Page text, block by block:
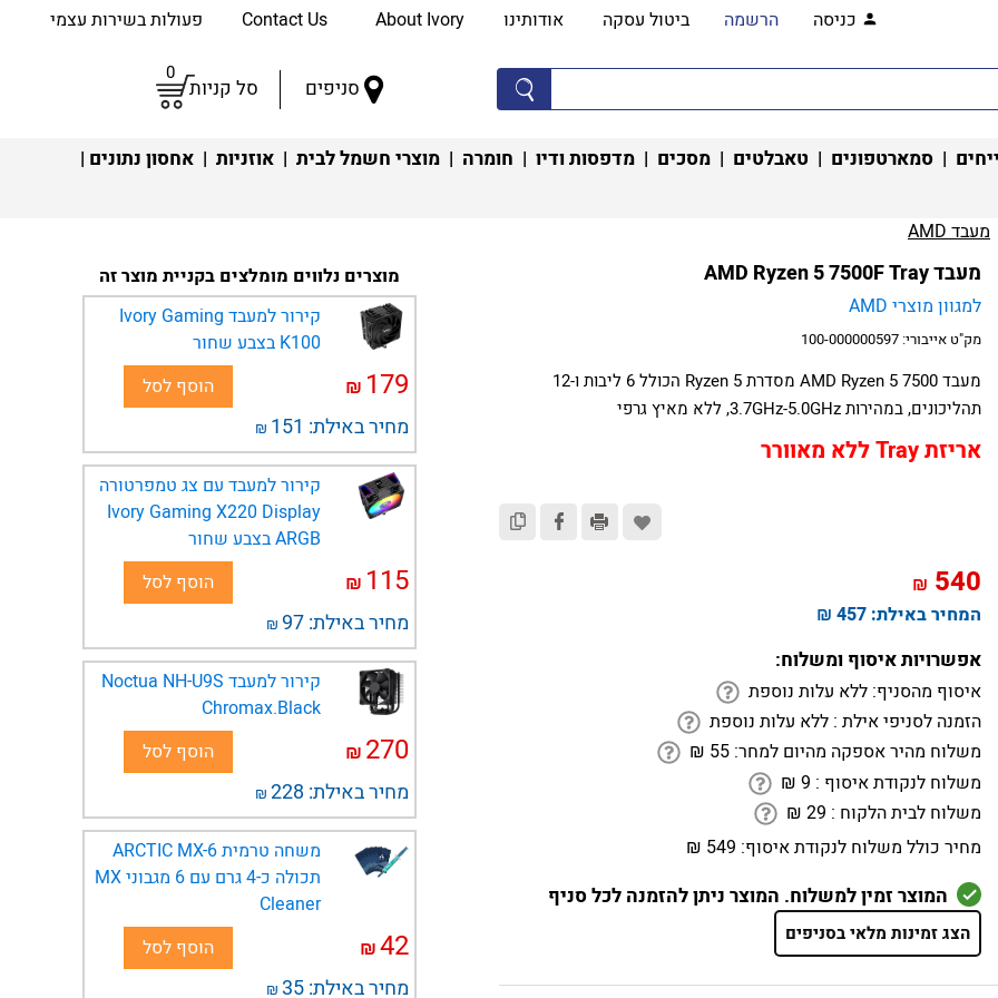
כניסה הרשמה ביטול עסקה אודותינו About Ivory פעולות בשירות עצמי
סניפים סל קניות
0
| סמארטפונים | טאבלטים | מסכים | מדפסות ודיו | חומרה | מוצרי חשמל לבית | אוזניות | אחסון נתונים |
מעבד AMD‏
מעבד AMD Ryzen 5 7500F Tray
למגוון מוצרי AMD
מק"ט אייבורי: 100-000000597
מעבד AMD Ryzen 5 7500 מסדרת Ryzen 5 הכולל 6 ליבות ו-12
תהליכונים, במהירות 3.7GHz-5.0GHz, ללא מאיץ גרפי
אריזת Tray ללא מאוורר
₪
540
₪
המחיר באילת: 457 ₪
אפשרויות איסוף ומשלוח:
איסוף מהסניף: ללא עלות נוספת
הזמנה לסניפי אילת : ללא עלות נוספת
משלוח מהיר אספקה מהיום למחר:
₪ 55
משלוח לנקודת איסוף :
₪ 9
משלוח לבית הלקוח :
₪ 29
מחיר כולל משלוח לנקודת איסוף: 549 ₪
המוצר זמין למשלוח. המוצר ניתן להזמנה לכל סניף
הצג זמינות מלאי בסניפים
מוצרים נלווים מומלצים בקניית מוצר זה
קירור למעבד Ivory Gaming
K100 בצבע שחור
179
₪
מחיר באילת: 151
₪
הוסף לסל
קירור למעבד עם צג טמפרטורה
Ivory Gaming X220 Display
ARGB בצבע שחור
115
₪
מחיר באילת:97
₪
הוסף לסל
קירור למעבד Noctua NH-U9S
Chromax.Black
270
₪
מחיר באילת: 228
₪
הוסף לסל
משחה טרמית ARCTIC MX-6
תכולה כ-4 גרם עם 6 מגבוני MX
Cleaner
42
₪
מחיר באילת:35
₪
הוסף לסל